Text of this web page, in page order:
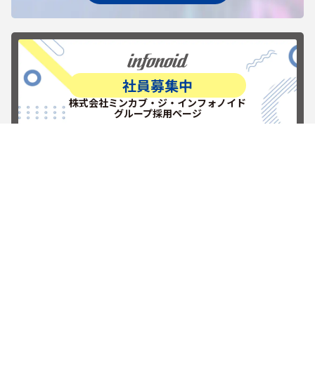
社員募集中
株式会社ミンカブ・ジ・インフォノイド
グループ採用ページ